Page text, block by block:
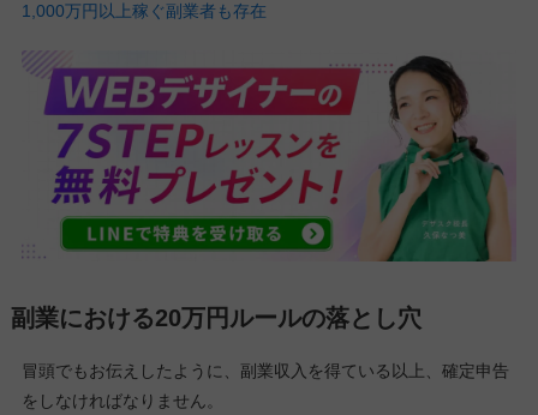
1,000万円以上稼ぐ副業者も存在
副業における20万円ルールの落とし穴
冒頭でもお伝えしたように、副業収入を得ている以上、確定申告
をしなければなりません。